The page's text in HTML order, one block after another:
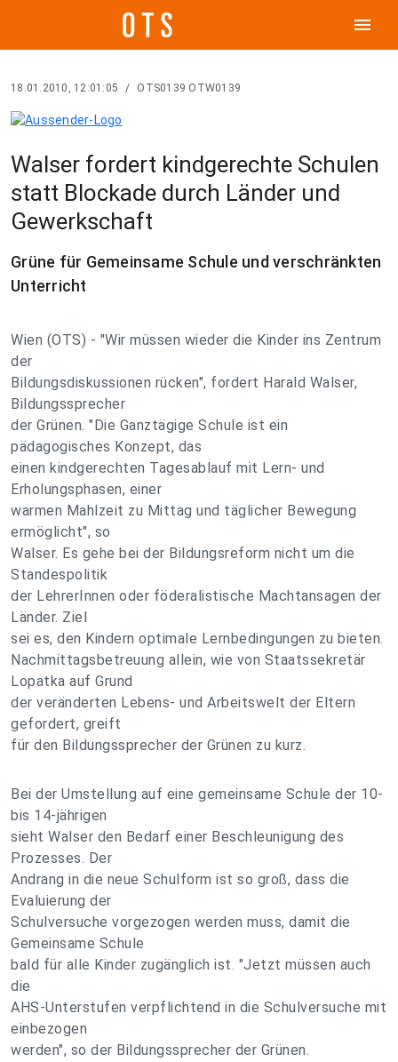
menu
18.01.2010, 12:01:05 / OTS0139 OTW0139
Walser fordert kindgerechte Schulen
statt Blockade durch Länder und
Gewerkschaft
Grüne für Gemeinsame Schule und verschränkten
Unterricht
Wien (OTS) - "Wir müssen wieder die Kinder ins Zentrum
der
Bildungsdiskussionen rücken", fordert Harald Walser,
Bildungssprecher
der Grünen. "Die Ganztägige Schule ist ein
pädagogisches Konzept, das
einen kindgerechten Tagesablauf mit Lern- und
Erholungsphasen, einer
warmen Mahlzeit zu Mittag und täglicher Bewegung
ermöglicht", so
Walser. Es gehe bei der Bildungsreform nicht um die
Standespolitik
der LehrerInnen oder föderalistische Machtansagen der
Länder. Ziel
sei es, den Kindern optimale Lernbedingungen zu bieten.
Nachmittagsbetreuung allein, wie von Staatssekretär
Lopatka auf Grund
der veränderten Lebens- und Arbeitswelt der Eltern
gefordert, greift
für den Bildungssprecher der Grünen zu kurz.
Bei der Umstellung auf eine gemeinsame Schule der 10-
bis 14-jährigen
sieht Walser den Bedarf einer Beschleunigung des
Prozesses. Der
Andrang in die neue Schulform ist so groß, dass die
Evaluierung der
Schulversuche vorgezogen werden muss, damit die
Gemeinsame Schule
bald für alle Kinder zugänglich ist. "Jetzt müssen auch
die
AHS-Unterstufen verpflichtend in die Schulversuche mit
einbezogen
werden", so der Bildungssprecher der Grünen.